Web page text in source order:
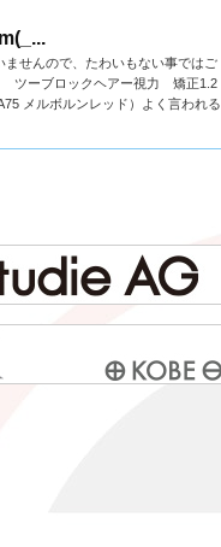
せんので、たわいもない事ではご
ツーブロックヘアー視力 矯正1.2
メルボルンレッド）よく言われる